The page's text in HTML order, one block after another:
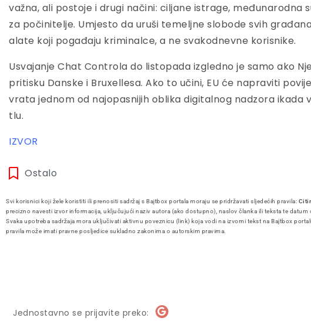
važna, ali postoje i drugi načini: ciljane istrage, međunarodna
za počinitelje. Umjesto da uruši temeljne slobode svih
alate koji pogađaju kriminalce, a ne svakodnevne korisnike.
Usvajanje Chat Controla do listopada izgledno je samo ako
pritisku Danske i Bruxellesa. Ako to učini, EU će napraviti
vrata jednom od najopasnijih oblika digitalnog nadzora ikada
tlu.
IZVOR
Ostalo
Svi korisnici koji žele koristiti ili prenositi sadržaj s Bajtbox portala moraju se pridržavati sljedećih pravila:
precizno navesti izvor informacija, uključujući naziv autora (ako dostupno), naslov članka ili teksta te datum
Svaka upotreba sadržaja mora uključivati aktivnu poveznicu (link) koja vodi na izvorni tekst na Bajtbox
pravila može imati pravne posljedice sukladno zakonima o autorskim pravima.
Jednostavno se prijavite preko: